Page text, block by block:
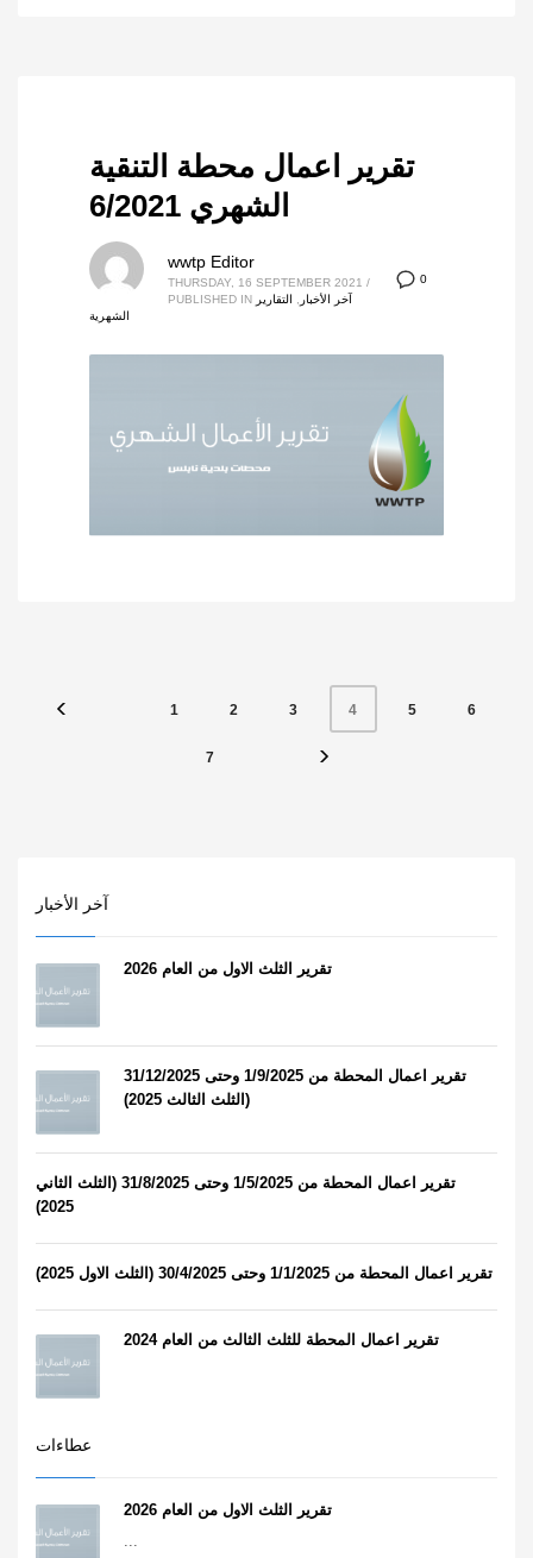
تقرير اعمال محطة التنقية
الشهري 6/2021
0
wwtp Editor
THURSDAY, 16 SEPTEMBER 2021 /
PUBLISHED IN
آخر الأخبار
التقارير
الشهرية
1 2 3 4 5 6
7
آخر الأخبار
تقرير الثلث الاول من العام 2026
تقرير اعمال المحطة من 1/9/2025 وحتى 31/12/2025
(الثلث الثالث 2025)
تقرير اعمال المحطة من 1/5/2025 وحتى 31/8/2025 (الثلث الثاني
2025)
تقرير اعمال المحطة من 1/1/2025 وحتى 30/4/2025 (الثلث الاول 2025)
تقرير اعمال المحطة للثلث الثالث من العام 2024
عطاءات
تقرير الثلث الاول من العام 2026
...